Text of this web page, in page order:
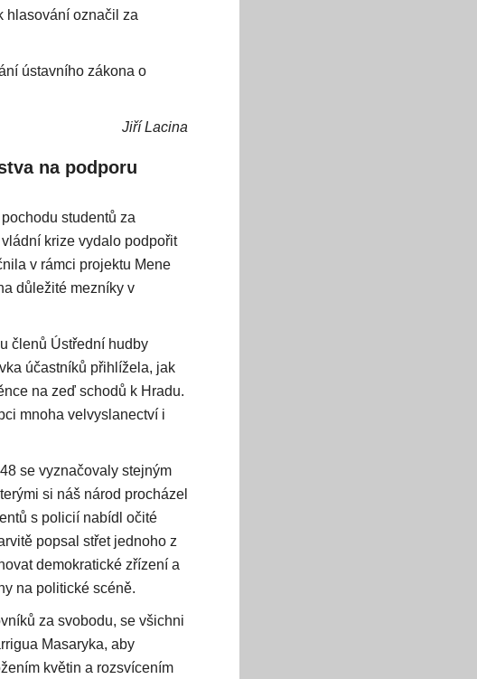
hlasování označil za
ústavního zákona o
Jiří Lacina
na podporu
studentů za
krize vydalo podpořit
v rámci projektu Mene
důležité mezníky v
členů Ústřední hudby
účastníků přihlížela, jak
na zeď schodů k Hradu.
mnoha velvyslanectví i
se vyznačovaly stejným
si náš národ procházel
s policií nabídl očité
popsal střet jednoho z
demokratické zřízení a
na politické scéně.
za svobodu, se všichni
Masaryka, aby
květin a rozsvícením